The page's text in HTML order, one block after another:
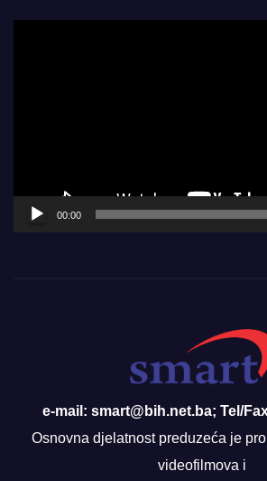
00:00
e-mail: smart@bih.net.ba; Tel/
Osnovna djelatnost preduzeća je
videofilmova i